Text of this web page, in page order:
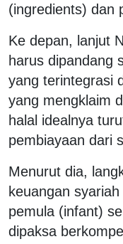
(ingredients) dan
Ke depan, lanjut
harus dipandang
yang terintegrasi
yang mengklaim
halal idealnya
pembiayaan dari
Menurut dia,
keuangan
pemula (infant)
dipaksa